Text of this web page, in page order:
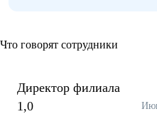
Что говорят сотрудники
Директор филиала
1,0